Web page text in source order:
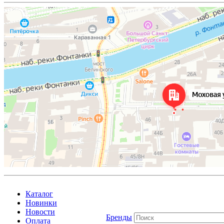
Каталог
Новинки
Новости
Оплата
Бренды